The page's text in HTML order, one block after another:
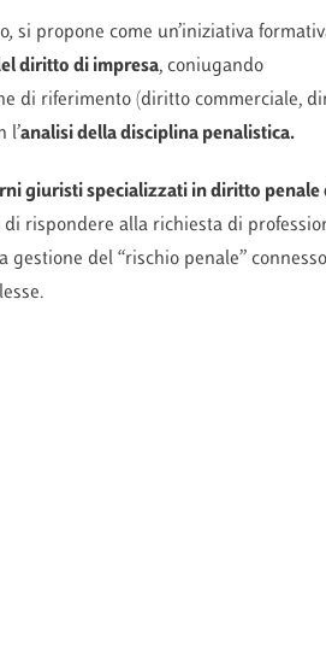
,si propone come un’iniziativa
diritto di impresa, coniugando
di riferimento (diritto commerciale,
l’analisi della disciplina penalistica.
giuristi specializzati in diritto penale
di rispondere alla richiesta di
gestione del “rischio penale”